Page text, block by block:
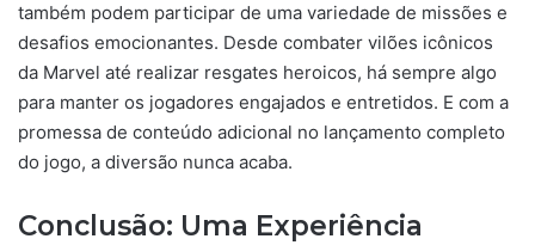
também podem participar de uma variedade de missões e
desafios emocionantes. Desde combater vilões icônicos
da Marvel até realizar resgates heroicos, há sempre algo
para manter os jogadores engajados e entretidos. E com a
promessa de conteúdo adicional no lançamento completo
do jogo, a diversão nunca acaba.
Conclusão: Uma Experiência